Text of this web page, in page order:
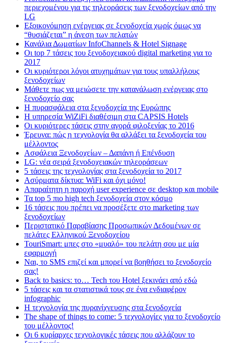
περιεχομένου για τις τηλεοράσεις των ξενοδοχείων από την
LG
Εξοικονόμηση ενέργειας σε ξενοδοχεία χωρίς όμως να
“θυσιάζεται” η άνεση των πελατών
Κανάλια Δωματίων InfoChannels & Hotel Signage
Οι top 7 τάσεις του ξενοδοχειακού digital marketing για το
2017
Οι κυριότεροι λόγοι ατυχημάτων για τους υπαλλήλους
ξενοδοχείων
Μάθετε πως να μειώσετε την κατανάλωση ενέργειας στο
ξενοδοχείο σας
Η πυρασφάλεια στα ξενοδοχεία της Ευρώπης
Η υπηρεσία WiZiFi διαθέσιμη στα CAPSIS Hotels
Οι κυριότερες τάσεις στην αγορά φιλοξενίας το 2016
Έρευνα: πώς η τεχνολογία θα αλλάξει τα ξενοδοχεία του
μέλλοντος
Ασφάλεια Ξενοδοχείων – Δαπάνη ή Επένδυση
LG: νέα σειρά ξενοδοχειακών τηλεοράσεων
5 τάσεις της τεχνολογίας στα ξενοδοχεία το 2017
Ασύρματα δίκτυα: WiFi και όχι μόνο!
Απαραίτητη η παροχή user experience σε desktop και mobile
Τα top 5 πιο high tech ξενοδοχεία στον κόσμο
16 τάσεις που πρέπει να προσέξετε στο marketing των
ξενοδοχείων
Περιστατικό Παραβίασης Προσωπικών Δεδομένων σε
πελάτες Ελληνικού Ξενοδοχείου
TouriSmart: μπες στο «μυαλό» του πελάτη σου με μία
εφαρμογή
Ναι, το SMS επιζεί και μπορεί να βοηθήσει το ξενοδοχείο
σας!
Back to basics: το… Tech του Hotel ξεκινάει από εδώ
5 τάσεις και τα στατιστικά τους σε ένα ενδιαφέρον
infographic
Η τεχνολογία της πυρανίχνευσης στα ξενοδοχεία
The shape of things to come: 5 τεχνολογίες για το ξενοδοχείο
του μέλλοντος!
Οι 6 κυρίαρχες τεχνολογικές τάσεις που αλλάζουν το